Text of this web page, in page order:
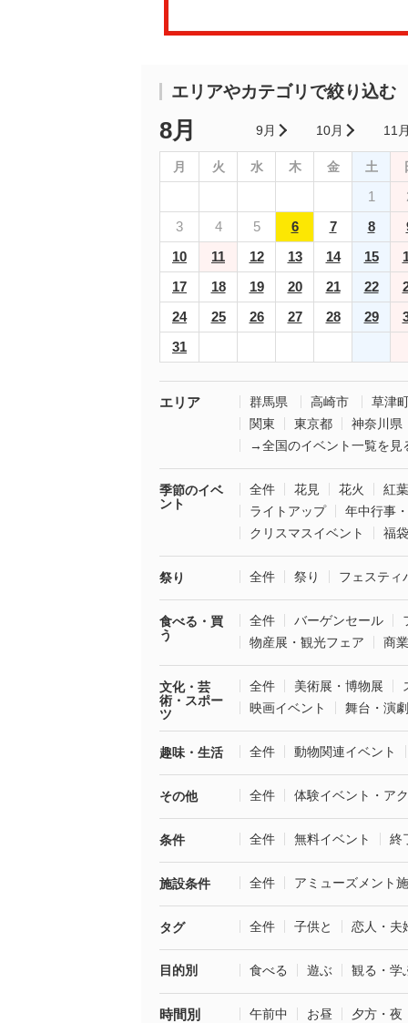
エリアやカテゴリで絞り込む
8月 9月 10月 11
月 火 水 木 金 土
1
3
4 5 6 7 8
10
11 12 13 14 15
17
18 19 20 21 22
24
25 26 27 28 29
31
エリア 群馬県 高崎市
草津
関東
東京都
神奈川県
→全国のイベント一覧を見
季節のイベ
ント
全件 花見 花火
紅葉
ライトアップ
年中行事
クリスマスイベント
福
祭り 全件 祭り フェスティ
食べる・買
う
全件 バーゲンセール
物産展・観光フェア
商
文化・芸
術・スポー
ツ
全件 美術展・博物展
映画イベント
舞台・演劇
趣味・生活 全件 動物関連イベント
その他 全件 体験イベント・ア
条件 全件 無料イベント 終
施設条件 全件 アミューズメント
タグ 全件 子供と 恋人・夫
目的別 食べる 遊ぶ 観る・学
時間別 午前中 お昼 夕方・夜